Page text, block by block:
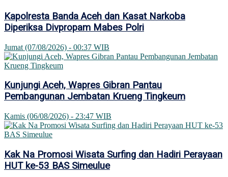
Kapolresta Banda Aceh dan Kasat Narkoba
Diperiksa Divpropam Mabes Polri
Jumat (07/08/2026) - 00:37 WIB
Kunjungi Aceh, Wapres Gibran Pantau
Pembangunan Jembatan Krueng Tingkeum
Kamis (06/08/2026) - 23:47 WIB
Kak Na Promosi Wisata Surfing dan Hadiri Perayaan
HUT ke-53 BAS Simeulue